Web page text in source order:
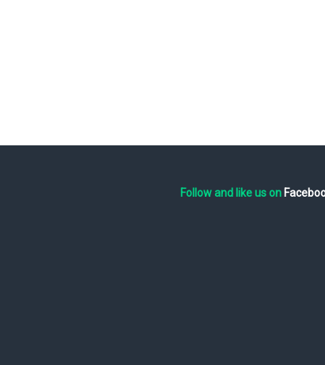
Follow and like us on